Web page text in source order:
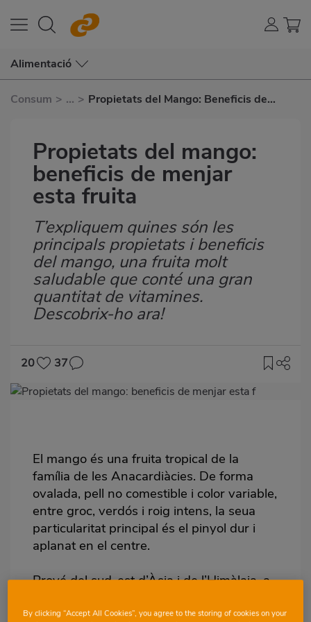
Alimentació
Consum > ... > Propietats del Mango: Beneficis de
Propietats del mango:
beneficis de menjar
esta fruita
Subtítulo
T’expliquem quines són les
principals propietats i beneficis
del mango, una fruita molt
saludable que conté una gran
quantitat de vitamines.
Descobrix-ho ara!
20
37
Imagen
El mango és una fruita tropical de la
família de les Anacardiàcies. De forma
ovalada, pell no comestible i color variable,
entre groc, verdós i roig intens, la seua
particularitat principal és el pinyol dur i
aplanat en el centre.
Prové del sud-est d’Àsia i de l’Himàlaia, a
suculenta i gust dolç, hi ha un gran
By clicking “Accept All Cookies”, you agree to the storing of cookies on your